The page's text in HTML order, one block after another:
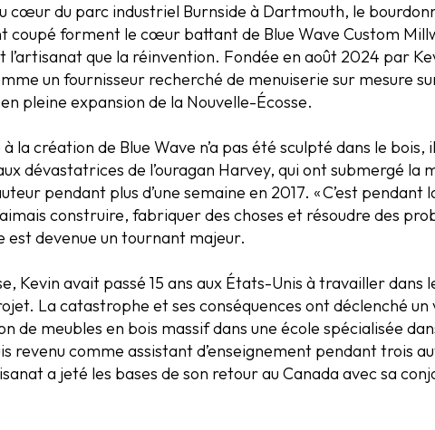
cœur du parc industriel Burnside à Dartmouth, le
coupé forment le cœur battant de Blue Wave Custom
que la réinvention. Fondée en août 2024 par
un fournisseur recherché de menuiserie sur mesure
pleine expansion de la Nouvelle-Écosse.
la création de Blue Wave n’a pas été sculpté dans le bois,
dévastatrices de l’ouragan Harvey, qui ont submergé la
pendant plus d’une semaine en 2017. « C’est
construire, fabriquer des choses et résoudre des
devenue un tournant majeur.
Kevin avait passé 15 ans aux États-Unis à travailler
La catastrophe et ses conséquences ont déclenché un
de meubles en bois massif dans une école spécialisée
revenu comme assistant d’enseignement pendant trois
a jeté les bases de son retour au Canada avec sa